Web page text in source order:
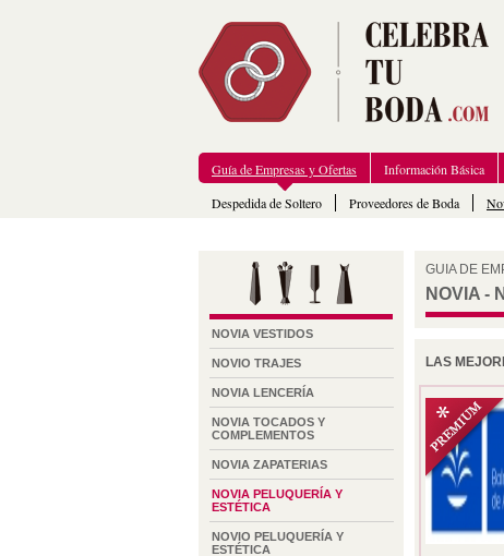
Guía de Empresas y Ofertas
Despedida de Soltero
Proveedores de Boda
Información Básica
NOVIA VESTIDOS
NOVIO TRAJES
NOVIA LENCERÍA
NOVIA TOCADOS Y
COMPLEMENTOS
NOVIA ZAPATERIAS
NOVIA PELUQUERÍA Y
ESTÉTICA
NOVIO PELUQUERÍA Y
ESTÉTICA
GUIA DE
NOVIA -
LAS